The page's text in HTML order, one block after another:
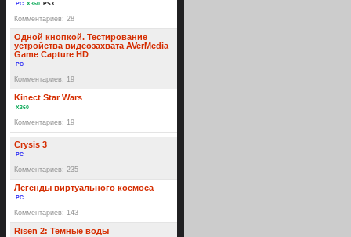
PC X360 PS3
Комментариев: 28
Одной кнопкой. Тестирование
устройства видеозахвата AVerMedia
Game Capture HD
PC
Комментариев: 19
Kinect Star Wars
X360
Комментариев: 19
Crysis 3
PC
Комментариев: 235
Легенды виртуального космоса
PC
Комментариев: 143
Risen 2: Темные воды